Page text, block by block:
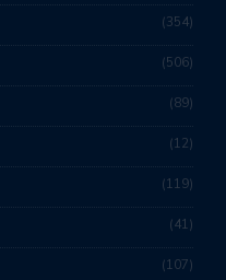
354
506
89
12
119
41
107